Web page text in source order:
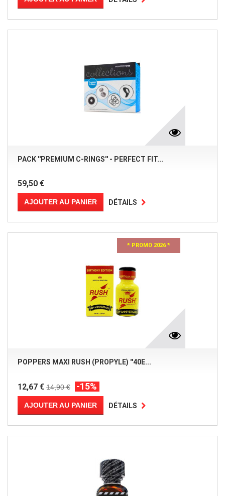
PACK ''PREMIUM C-RINGS'' - PERFECT FIT...
59,50 €
AJOUTER AU PANIER DÉTAILS
* PROMO 2026 *
POPPERS MAXI RUSH (PROPYLE) ''40E...
12,67 € 14,90 € -15%
AJOUTER AU PANIER DÉTAILS